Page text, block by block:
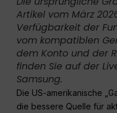
Artikel vom März
Verfügbarkeit der
vom kompatiblen
dem Konto und der
finden Sie auf der
Samsung.
Die US-amerikanische
die bessere Quelle für